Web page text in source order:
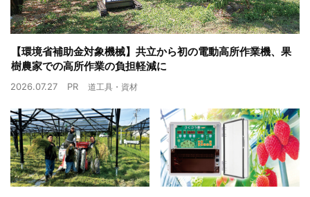
【環境省補助金対象機械】共立から初の電動高所作業機、果
樹農家での高所作業の負担軽減に
2026.07.27 PR 道工具・資材